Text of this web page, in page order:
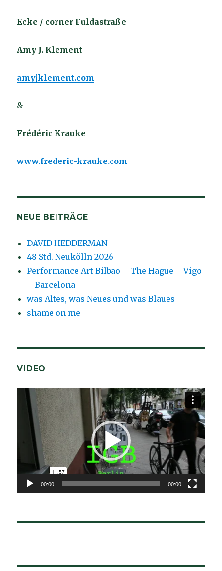
Ecke / corner Fuldastraße
Amy J. Klement
amyjklement.com
&
Frédéric Krauke
www.frederic-krauke.com
NEUE BEITRÄGE
DAVID HEDDERMAN
48 Std. Neukölln 2026
Performance Art Bilbao – The Hague – Vigo
– Barcelona
was Altes, was Neues und was Blaues
shame on me
VIDEO
Video-
Player
00:00 00:00